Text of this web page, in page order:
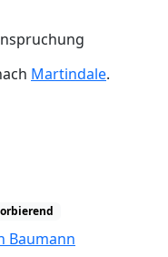
Martindale.
Baumann